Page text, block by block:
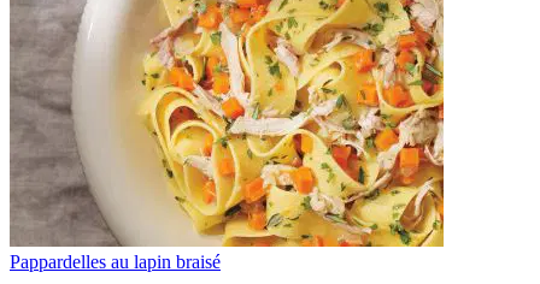
Pappardelles au lapin braisé